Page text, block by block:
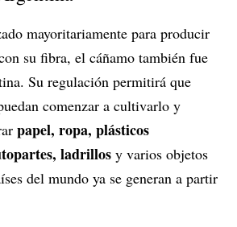
mayoritariamente para producir
su fibra, el cáñamo también fue
Su regulación permitirá que
comenzar a cultivarlo y
papel, ropa, plásticos
ladrillos y varios objetos
del mundo ya se generan a partir